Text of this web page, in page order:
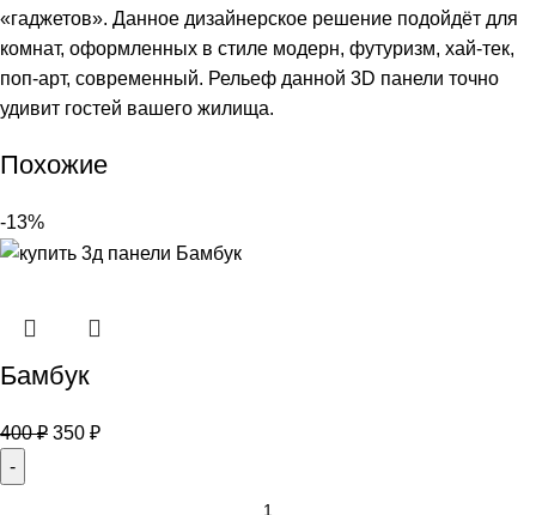
«гаджетов». Данное дизайнерское решение подойдёт для
комнат, оформленных в стиле модерн, футуризм, хай-тек,
поп-арт, современный. Рельеф данной 3D панели точно
удивит гостей вашего жилища.
Похожие
-13%
Бамбук
400₽ 350 ₽